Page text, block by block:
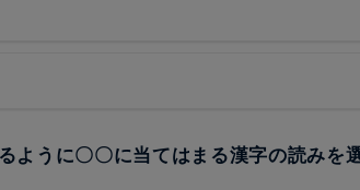
ように〇〇に当てはまる漢字の読みを